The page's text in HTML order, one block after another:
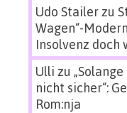
Udo Stailerzu
Wagen“-
Insolvenz doch
Ulli zu
nicht sicher“:
Rom:nja